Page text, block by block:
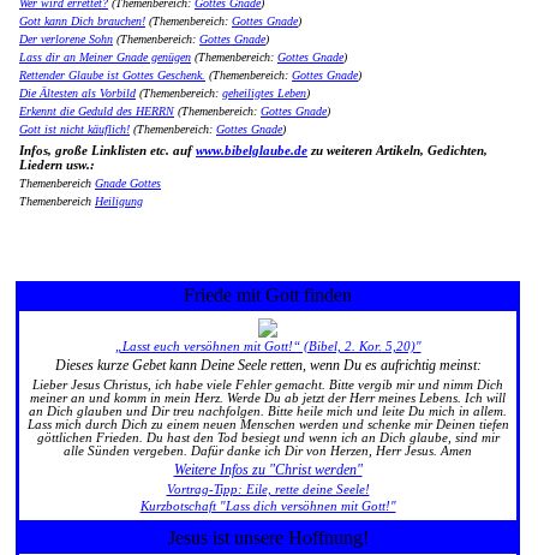
Wer wird errettet? (Themenbereich: Gottes Gnade)
Gott kann Dich brauchen! (Themenbereich: Gottes Gnade)
Der verlorene Sohn (Themenbereich: Gottes Gnade)
Lass dir an Meiner Gnade genügen (Themenbereich: Gottes Gnade)
Rettender Glaube ist Gottes Geschenk. (Themenbereich: Gottes Gnade)
Die Ältesten als Vorbild (Themenbereich: geheiligtes Leben)
Erkennt die Geduld des HERRN (Themenbereich: Gottes Gnade)
Gott ist nicht käuflich! (Themenbereich: Gottes Gnade)
Infos, große Linklisten etc. aufwww.bibelglaube.de zu weiteren Artikeln, Gedichten,
Liedern usw.:
Themenbereich Gnade Gottes
Themenbereich Heiligung
Friede mit Gott finden
„Lasst euch versöhnen mit Gott!“ (Bibel, 2. Kor. 5,20)"
Dieses kurze Gebet kann Deine Seele retten, wenn Du es aufrichtig meinst:
Lieber Jesus Christus, ich habe viele Fehler gemacht. Bitte vergib mir und nimm Dich
meiner an und komm in mein Herz. Werde Du ab jetzt der Herr meines Lebens. Ich will
an Dich glauben und Dir treu nachfolgen. Bitte heile mich und leite Du mich in allem.
Lass mich durch Dich zu einem neuen Menschen werden und schenke mir Deinen tiefen
göttlichen Frieden. Du hast den Tod besiegt und wenn ich an Dich glaube, sind mir
alle Sünden vergeben. Dafür danke ich Dir von Herzen, Herr Jesus. Amen
Weitere Infos zu "Christ werden"
Vortrag-Tipp: Eile, rette deine Seele!
Kurzbotschaft "Lass dich versöhnen mit Gott!"
Jesus ist unsere Hoffnung!